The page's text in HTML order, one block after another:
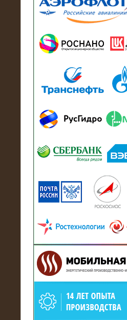
13.07.2018
модуль в контейнере
Балтийский завод
Активно-реактивные
модули 15 МВт (21,5
конфедераций